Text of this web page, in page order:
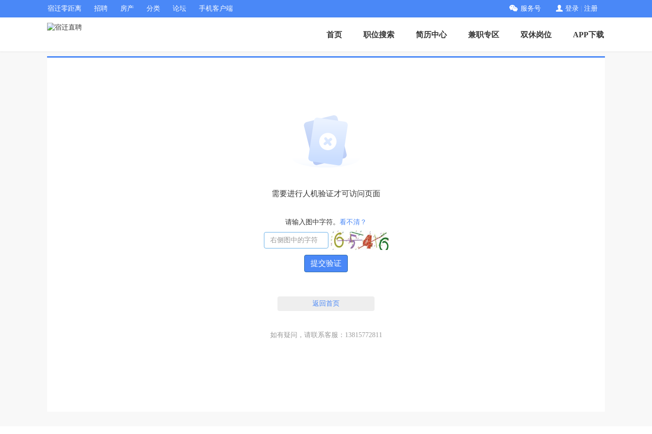
宿迁零距离 招聘 房产 分类 论坛 手机客户端 服务号 登录 注册
首页 职位搜索 简历中心 兼职专区 双休岗位 APP下载
需要进行人机验证才可访问页面
请输入图中字符。 看不清？
提交验证
返回首页
如有疑问，请联系客服：13815772811